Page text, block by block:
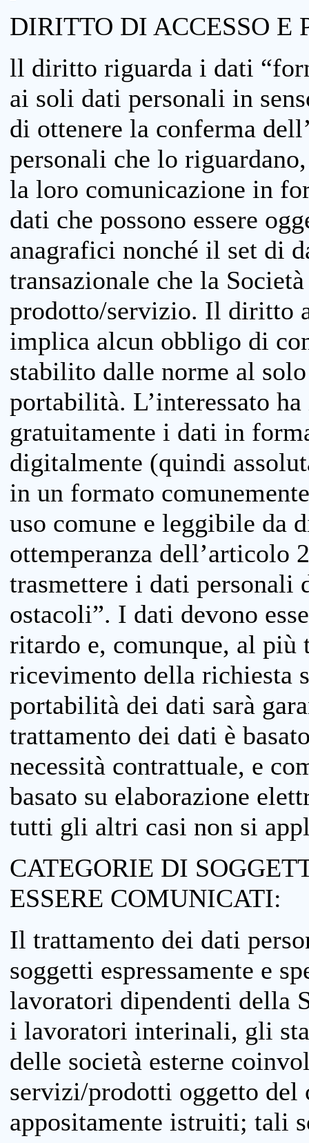
DIRITTO DI ACCESSO
ll diritto riguarda i dati
ai soli dati personali in
di ottenere la conferma
personali che lo
la loro comunicazione in
dati che possono essere
anagrafici nonché il set di
transazionale che la
prodotto/servizio. Il diritto
implica alcun obbligo di
stabilito dalle norme al
portabilità. L’interessato
gratuitamente i dati in
digitalmente (quindi
in un formato
uso comune e leggibile da
ottemperanza dell’articolo
trasmettere i dati personali
ostacoli”. I dati devono
ritardo e, comunque, al più
ricevimento della richiesta
portabilità dei dati sarà
trattamento dei dati è
necessità contrattuale, e
basato su elaborazione
tutti gli altri casi non si
CATEGORIE DI
ESSERE COMUNICATI:
Il trattamento dei dati
soggetti espressamente e
lavoratori dipendenti della
i lavoratori interinali, gli
delle società esterne
servizi/prodotti oggetto
appositamente istruiti; tali